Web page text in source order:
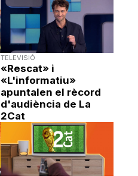
TELEVISIÓ
«Rescat» i
«L'informatiu»
apuntalen el rècord
d'audiència de La
2Cat